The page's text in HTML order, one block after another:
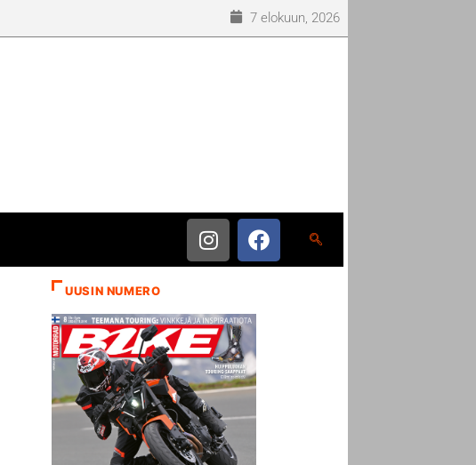
7 elokuun, 2026
UUSIN NUMERO